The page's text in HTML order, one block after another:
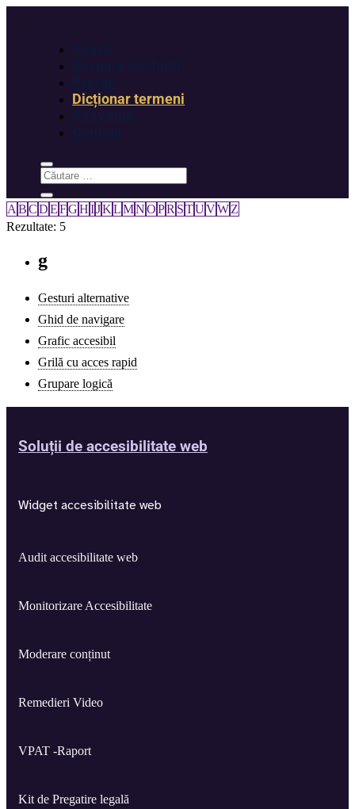
Dicționar termeni
A BCDEFGHIJKLMNOPR STUVWZ
Rezultate: 5
g
Gesturi alternative
Ghid de navigare
Grafic accesibil
Grilă cu acces rapid
Grupare logică
Soluții de accesibilitate web
Widget accesibilitate web
Audit accesibilitate web
Monitorizare Accesibilitate
Moderare conținut
Remedieri Video
VPAT -Raport
Kit de Pregatire legală